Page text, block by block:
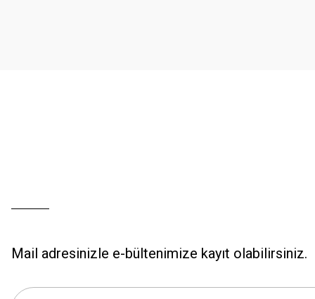
Mail adresinizle e-bültenimize kayıt olabilirsiniz.